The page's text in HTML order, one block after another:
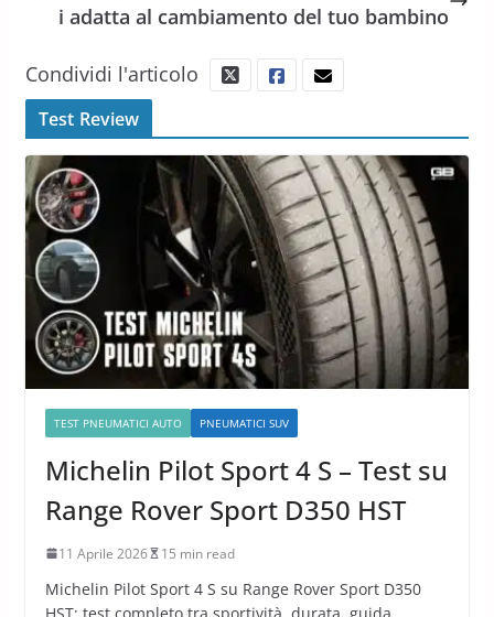
i adatta al cambiamento del tuo bambino
Condividi l'articolo
Test Review
TEST PNEUMATICI AUTO PNEUMATICI SUV
Michelin Pilot Sport 4 S – Test su
Range Rover Sport D350 HST
11 Aprile 2026 15 min read
Michelin Pilot Sport 4 S su Range Rover Sport D350
HST: test completo tra sportività, durata, guida